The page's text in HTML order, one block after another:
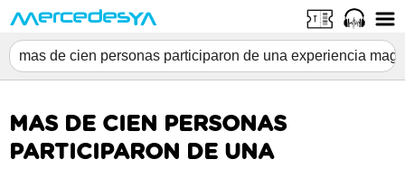
MAS DE CIEN PERSONAS
PARTICIPARON DE UNA